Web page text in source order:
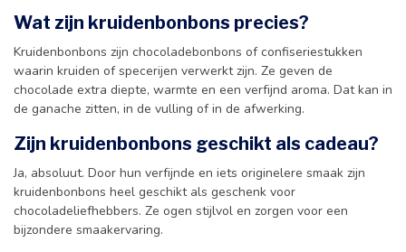
Wat zijn kruidenbonbons precies?
Kruidenbonbons zijn chocoladebonbons of confiseriestukken
waarin kruiden of specerijen verwerkt zijn. Ze geven de
chocolade extra diepte, warmte en een verfijnd aroma. Dat kan in
de ganache zitten, in de vulling of in de afwerking.
Zijn kruidenbonbons geschikt als cadeau?
Ja, absoluut. Door hun verfijnde en iets originelere smaak zijn
kruidenbonbons heel geschikt als geschenk voor
chocoladeliefhebbers. Ze ogen stijlvol en zorgen voor een
bijzondere smaakervaring.